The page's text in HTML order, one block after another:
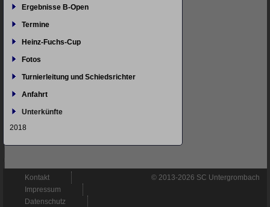
Ergebnisse B-Open
Termine
Heinz-Fuchs-Cup
Fotos
Turnierleitung und Schiedsrichter
Anfahrt
Unterkünfte
2018
© 2013-2026 SC Untergrombach
Navigation
überspringen
Kontakt
Impressum
Datenschutz